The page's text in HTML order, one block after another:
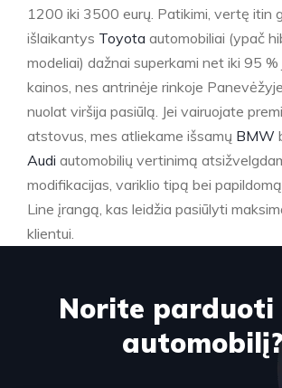
1200 iki 3500 eurų. Patikimi, vertę itin
išlaikantys Toyota automobiliai (ypač
modeliai) dažnai superkami net iki 95 %
kainos, nes antrinėje rinkoje
nuolat viršija pasiūlą. Jei vairuojate
atstovus, mes atliekame išsamų BMW
Audi automobilių vertinimą
modifikacijas, variklio tipą bei
Line įrangą, kas leidžia pasiūlyti
klientui.
Norite parduoti
automobilį?